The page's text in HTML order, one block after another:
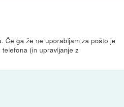
Če ga že ne uporabljam za pošto je
(in upravljanje z